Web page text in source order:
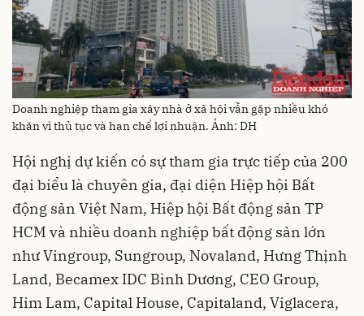
Doanh nghiệp tham gia xây nhà ở xã hội vẫn gặp nhiều khó
khăn vì thủ tục và hạn chế lợi nhuận. Ảnh: DH
Hội nghị dự kiến có sự tham gia trực tiếp của 200
đại biểu là chuyên gia, đại diện Hiệp hội Bất
động sản Việt Nam, Hiệp hội Bất động sản TP
HCM và nhiều doanh nghiệp bất động sản lớn
như Vingroup, Sungroup, Novaland, Hưng Thịnh
Land, Becamex IDC Bình Dương, CEO Group,
Him Lam, Capital House, Capitaland, Viglacera,